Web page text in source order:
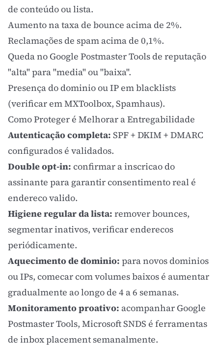
de conteúdo ou lista.
Aumento na taxa de bounce acima de 2%.
Reclamações de spam acima de 0,1%.
Queda no Google Postmaster Tools de reputação
"alta" para "media" ou "baixa".
Presença do dominio ou IP em blacklists
(verificar em MXToolbox, Spamhaus).
Como Proteger é Melhorar a Entregabilidade
Autenticação completa: SPF + DKIM + DMARC
configurados é validados.
Double opt-in: confirmar a inscricao do
assinante para garantir consentimento real é
endereco valido.
Higiene regular da lista: remover bounces,
segmentar inativos, verificar enderecos
periódicamente.
Aquecimento de dominio: para novos dominios
ou IPs, comecar com volumes baixos é aumentar
gradualmente ao longo de 4 a 6 semanas.
Monitoramento proativo: acompanhar Google
Postmaster Tools, Microsoft SNDS é ferramentas
de inbox placement semanalmente.